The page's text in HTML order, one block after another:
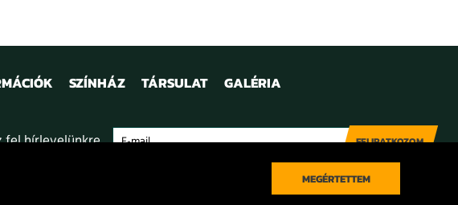
SZÍNHÁZ TÁRSULAT
GALÉRIA
fel hírlevelünkre FELIRATKOZOM
MEGÉRTETTEM